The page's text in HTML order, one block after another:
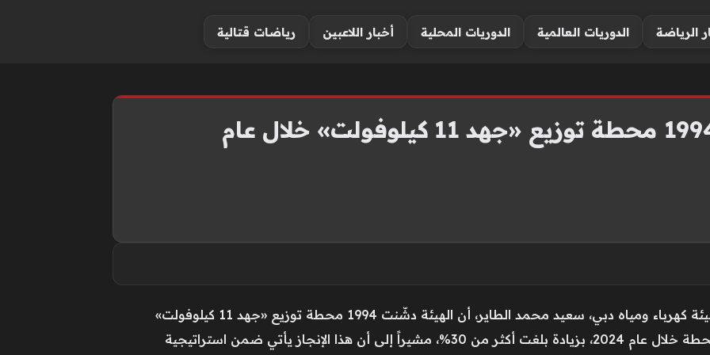
الرياضة الدوريات العالمية الدوريات المحلية أخبار اللاعبين رياضات قتالية
أعلن العضو المنتدب الرئيس التنفيذي لهيئة كهرباء ومياه دبي، سعيد محمد الطاير، أن الهيئة دشّنت 1994 محطة توزيع «جهد 11 كيلوفولت»
جديدة، خلال عام 2025، مقارنة بـ1530 محطة خلال عام 2024، بزيادة بلغت أكثر من 30%، مشيراً إلى أن هذا الإنجاز يأتي ضمن استراتيجية